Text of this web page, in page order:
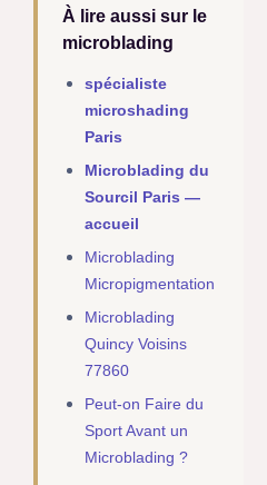
À lire aussi sur le
microblading
spécialiste
microshading
Paris
Microblading du
Sourcil Paris —
accueil
Microblading
Micropigmentation
Microblading
Quincy Voisins
77860
Peut-on Faire du
Sport Avant un
Microblading ?